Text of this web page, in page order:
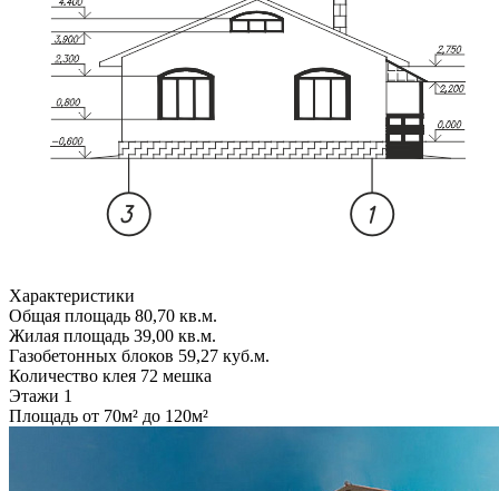
Характеристики
Общая площадь 80,70 кв.м.
Жилая площадь 39,00 кв.м.
Газобетонных блоков 59,27 куб.м.
Количество клея 72 мешка
Этажи 1
Площадь от 70м² до 120м²